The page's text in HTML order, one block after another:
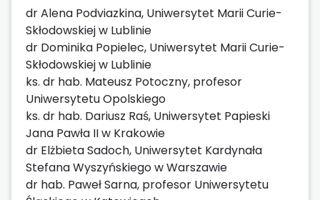
dr Alena Podviazkina, Uniwersytet Marii Curie-
Skłodowskiej w Lublinie
dr Dominika Popielec, Uniwersytet Marii Curie-
Skłodowskiej w Lublinie
ks. dr hab. Mateusz Potoczny, profesor
Uniwersytetu Opolskiego
ks. dr hab. Dariusz Raś, Uniwersytet Papieski
Jana Pawła II w Krakowie
dr Elżbieta Sadoch, Uniwersytet Kardynała
Stefana Wyszyńskiego w Warszawie
dr hab. Paweł Sarna, profesor Uniwersytetu